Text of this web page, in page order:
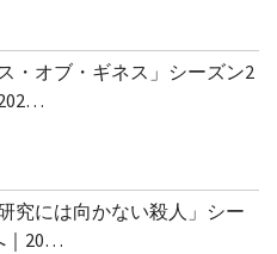
・オブ・ギネス」シーズン2
究には向かない殺人」シー
｜20…